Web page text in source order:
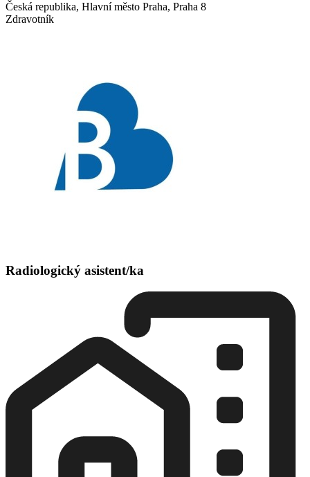
Česká republika, Hlavní město Praha, Praha 8
Zdravotník
Radiologický asistent/ka